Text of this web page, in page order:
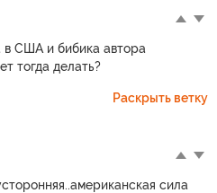
в США и бибика автора
тогда делать?
Раскрыть ветку
сила